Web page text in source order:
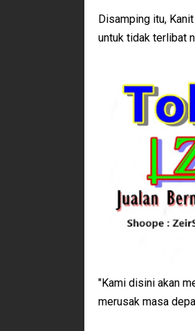
Disamping itu,
untuk tidak terlibat
"Kami disini akan
merusak masa